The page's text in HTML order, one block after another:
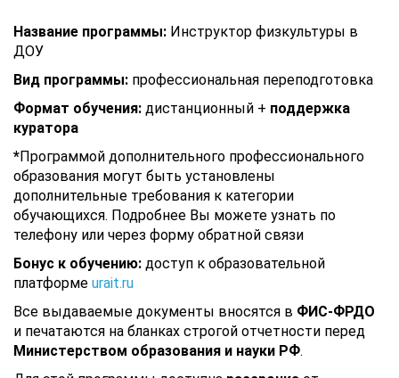
Название программы: Инструктор физкультуры в
ДОУ
Вид программы: профессиональная переподготовка
Формат обучения: дистанционный + поддержка
куратора
*Программой дополнительного профессионального
образования могут быть установлены
дополнительные требования к категории
обучающихся. Подробнее Вы можете узнать по
телефону или через форму обратной связи
Бонус к обучению: доступ к образовательной
платформе urait.ru
Все выдаваемые документы вносятся в ФИС-ФРДО
и печатаются на бланках строгой отчетности перед
Министерством образования и науки РФ.